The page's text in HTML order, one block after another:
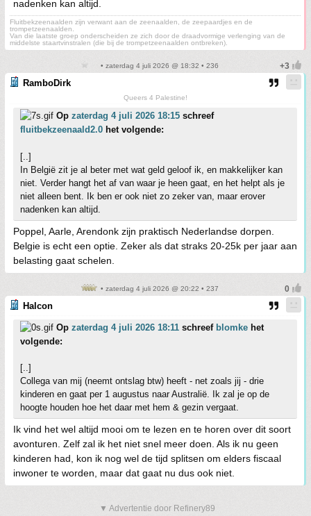
nadenken kan altijd.
Fluitbekzeenaalden zijn verwant aan de zeenaalden, de zeepaardjes en de
trompetzeenaalden.
Van die laatste groep onderscheiden ze zich door de draadvormige verlenging van de
middelste staartvinstralen (die bij de trompetzeenaalden ontbreken).
• zaterdag 4 juli 2026 @ 18:32 • 236
RamboDirk
Queers 4 Palestine!
Op zaterdag 4 juli 2026 18:15 schreef
fluitbekzeenaald2.0 het volgende:
[..]
In België zit je al beter met wat geld geloof ik, en makkelijker kan
niet. Verder hangt het af van waar je heen gaat, en het helpt als je
niet alleen bent. Ik ben er ook niet zo zeker van, maar erover
nadenken kan altijd.
Poppel, Aarle, Arendonk zijn praktisch Nederlandse dorpen.
Belgie is echt een optie. Zeker als dat straks 20-25k per jaar aan
belasting gaat schelen.
• zaterdag 4 juli 2026 @ 20:22 • 237
Halcon
Op zaterdag 4 juli 2026 18:11 schreef blomke het
volgende:
[..]
Collega van mij (neemt ontslag btw) heeft - net zoals jij - drie
kinderen en gaat per 1 augustus naar Australië. Ik zal je op de
hoogte houden hoe het daar met hem & gezin vergaat.
Ik vind het wel altijd mooi om te lezen en te horen over dit soort
avonturen. Zelf zal ik het niet snel meer doen. Als ik nu geen
kinderen had, kon ik nog wel de tijd splitsen om elders fiscaal
inwoner te worden, maar dat gaat nu dus ook niet.
▼ Advertentie door Refinery89